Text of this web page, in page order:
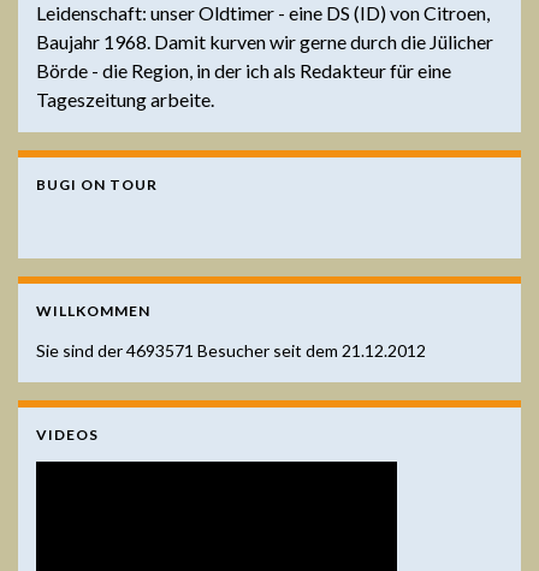
Leidenschaft: unser Oldtimer - eine DS (ID) von Citroen,
Baujahr 1968. Damit kurven wir gerne durch die Jülicher
Börde - die Region, in der ich als Redakteur für eine
Tageszeitung arbeite.
BUGI ON TOUR
WILLKOMMEN
Sie sind der4693571 Besucher seit dem 21.12.2012
VIDEOS